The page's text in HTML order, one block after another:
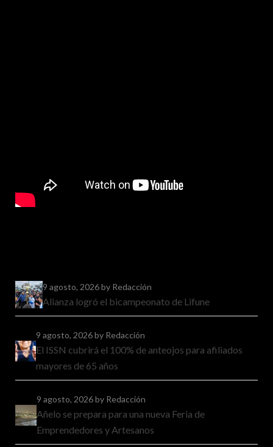
9 agosto, 2026by Redacción
Alianza logró el bicampeonato de Lifune
9 agosto, 2026by Redacción
El ISSN cubrirá el 100% de anteojos para afiliados
mayores de 65 años
9 agosto, 2026by Redacción
Añelo se prepara para una nueva Feria de
Emprendedores y Artesanos